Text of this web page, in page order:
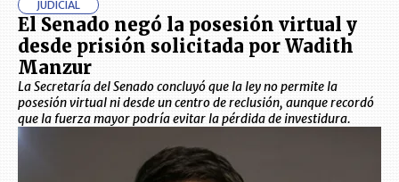
JUDICIAL
El Senado negó la posesión virtual y
desde prisión solicitada por Wadith
Manzur
La Secretaría del Senado concluyó que la ley no permite la
posesión virtual ni desde un centro de reclusión, aunque recordó
que la fuerza mayor podría evitar la pérdida de investidura.